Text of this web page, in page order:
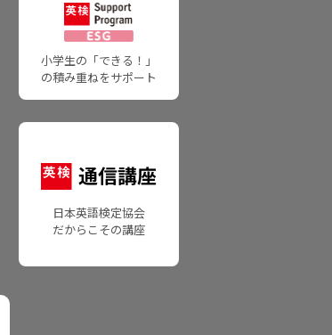
験者
・自動応答サービス
せフォーム
・自動応答サービス
せフォーム
小学生の「できる！」
の積み重ねをサポート
日本英語検定協会
だからこその講座